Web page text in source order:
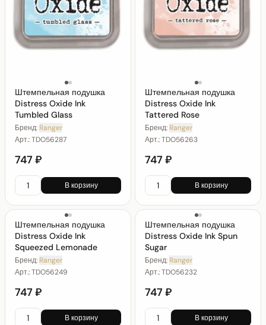
Штемпельная подушка
Distress Oxide Ink
Tumbled Glass
Бренд: Ranger
Арт.:TDO56287
747 ₽
В корзину
Штемпельная подушка
Distress Oxide Ink
Tattered Rose
Бренд: Ranger
Арт.:TDO56263
747 ₽
В корзину
Штемпельная подушка
Distress Oxide Ink
Squeezed Lemonade
Бренд: Ranger
Арт.:TDO56249
747 ₽
В корзину
Штемпельная подушка
Distress Oxide Ink Spun
Sugar
Бренд: Ranger
Арт.:TDO56232
747 ₽
В корзину